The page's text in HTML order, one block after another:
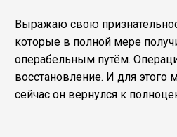
Выражаю свою
которые в полной мере
операбельным путём.
восстановление. И для
сейчас он вернулся к